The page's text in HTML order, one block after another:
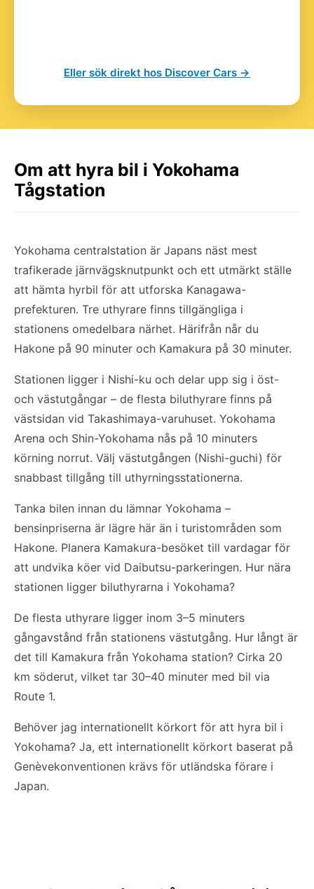
Eller sök direkt hos Discover Cars →
Om att hyra bil i Yokohama
Tågstation
Yokohama centralstation är Japans näst mest
trafikerade järnvägsknutpunkt och ett utmärkt ställe
att hämta hyrbil för att utforska Kanagawa-
prefekturen. Tre uthyrare finns tillgängliga i
stationens omedelbara närhet. Härifrån når du
Hakone på 90 minuter och Kamakura på 30 minuter.
Stationen ligger i Nishi-ku och delar upp sig i öst-
och västutgångar – de flesta biluthyrare finns på
västsidan vid Takashimaya-varuhuset. Yokohama
Arena och Shin-Yokohama nås på 10 minuters
körning norrut. Välj västutgången (Nishi-guchi) för
snabbast tillgång till uthyrningsstationerna.
Tanka bilen innan du lämnar Yokohama –
bensinpriserna är lägre här än i turistområden som
Hakone. Planera Kamakura-besöket till vardagar för
att undvika köer vid Daibutsu-parkeringen. Hur nära
stationen ligger biluthyrarna i Yokohama?
De flesta uthyrare ligger inom 3–5 minuters
gångavstånd från stationens västutgång. Hur långt är
det till Kamakura från Yokohama station? Cirka 20
km söderut, vilket tar 30–40 minuter med bil via
Route 1.
Behöver jag internationellt körkort för att hyra bil i
Yokohama? Ja, ett internationellt körkort baserat på
Genèvekonventionen krävs för utländska förare i
Japan.